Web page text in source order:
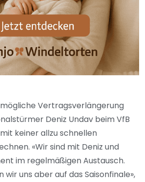
Vertragsverlängerung
Deniz Undav beim VfB
keiner allzu schnellen
«Wir sind mit Deniz und
im regelmäßigen Austausch.
wir uns aber auf das Saisonfinale»,